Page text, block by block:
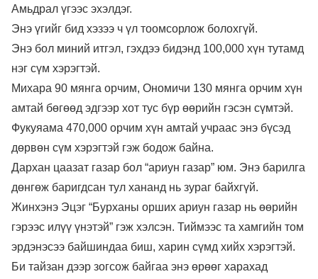
Амьдрал үгээс эхэлдэг.
Энэ үгийг бид хэзээ ч үл тоомсорлож болохгүй.
Энэ бол миний итгэл, гэхдээ бидэнд 100,000 хүн тутамд
нэг сүм хэрэгтэй.
Михара 90 мянга орчим, Ономичи 130 мянга орчим хүн
амтай бөгөөд эдгээр хот тус бүр өөрийн гэсэн сүмтэй.
Фукуяама 470,000 орчим хүн амтай учраас энэ бүсэд
дөрвөн сүм хэрэгтэй гэж бодож байна.
Дархан цаазат газар бол “ариун газар” юм. Энэ барилга
дөнгөж баригдсан тул хананд нь зураг байхгүй.
Жинхэнэ Эцэг “Бурханы орших ариун газар нь өөрийн
гэрээс илүү үнэтэй” гэж хэлсэн. Тиймээс та хамгийн том
эрдэнэсээ байшиндаа биш, харин сүмд хийх хэрэгтэй.
Би тайзан дээр зогсож байгаа энэ өрөөг харахад